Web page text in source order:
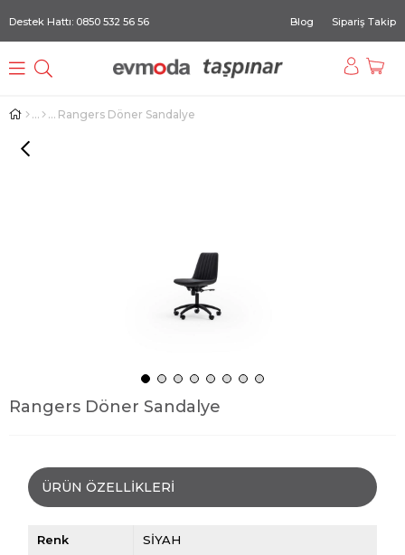
Destek Hattı: 0850 532 56 56 Blog Sipariş Takip
Rangers Döner Sandalye
Rangers Döner Sandalye
ÜRÜN ÖZELLIKLERI
Renk SİYAH